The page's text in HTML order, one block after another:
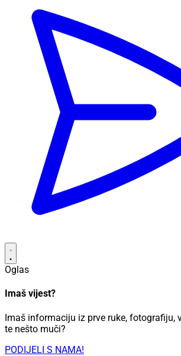
Oglas
Imaš vijest?
Imaš informaciju iz prve ruke, fotografiju,
te nešto muči?
PODIJELI S NAMA!